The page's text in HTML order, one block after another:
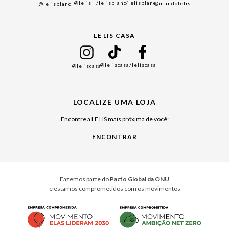
Black Friday
Cuidados Casa
@lelisblanc @lelis /lelisblanc/lelisblanc@mundolelis
LE LIS CASA
@leliscasa@leliscasa/leliscasa
LOCALIZE UMA LOJA
Encontre a LE LIS mais próxima de você:
Fazemos parte do Pacto Global da ONU
e estamos comprometidos com os movimentos